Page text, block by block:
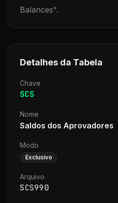
Balances".
Detalhes da Tabela
Chave
SCS
Nome
Saldos dos Aprovadores
Modo
Exclusivo
Arquivo
SCS990